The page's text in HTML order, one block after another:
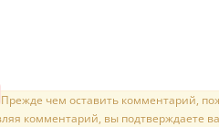
Прежде чем оставить комментарий,
комментарий, вы подтверждаете